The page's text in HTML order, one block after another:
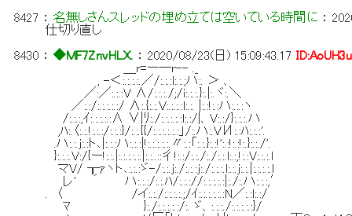
8427 ：名無しさんスレッドの埋め立ては空いている時間に ：
仕切り直し
8430 ：◆MF7ZnvHLX. ：2020/08/23(日) 15:09:43.17
＿r=ー―r-- ._
, -＜:.:.:.:.／/:.:.:l:.:.;ハ:. ＞ 、
／:／:.:.:V ∧/:.:.:./;/i:.:.:.}:.|:.ヾ:.＼
／:.:/:.:.:.:.:/ ∧:.{:.:.V:.:.:.:l:.:. |:.:!:.:ハ:.:.:ヽ
/:.:.:,ｲ:.:.:.:.:∧ ∨|ﾘ:./:.:.:.:.:l:.:/|、V:.:/}:.:.:.ハ
,ﾊ:.〈:.:.!:.:.:/:.:.:}/:.:.{{/:.:.:.:.:.:」/:.ハ:.VИ:.:ﾊ:.:.:'.
.ハ:.:.j:.:ト､|:.:.:ハ:.:.:|!:.:.:.:.:.〃:.:「:.:.}:.:!':.:!:.:!:.}:.:./'.
}:.:.:.V:/{ー!:.:.|:.:.:.:.:.|:.:..::彳!:.:/:.:./:./:.:.l:.:,!:.:V:.:.:.l
マV/ ┰ｧヽト､:.:.:ゞ-/:.:.j:./:.:.:j:./:.:.:.l:.:.j:.:.|:.:.:.:.l
レ' ´ ハ:.:.:/:.:.ﾊ/:.:.://:.:.:.:.:|:./:.ハ:.:.:,′
. 〈 /イ:.:./:.:.:.:.;/ｲ:.:.:.:.:.:N／:.:l:.:/
ﾏ }:./:.:.:.:.:/:. ゞ、:.:.:./:.:.:.:.:}/